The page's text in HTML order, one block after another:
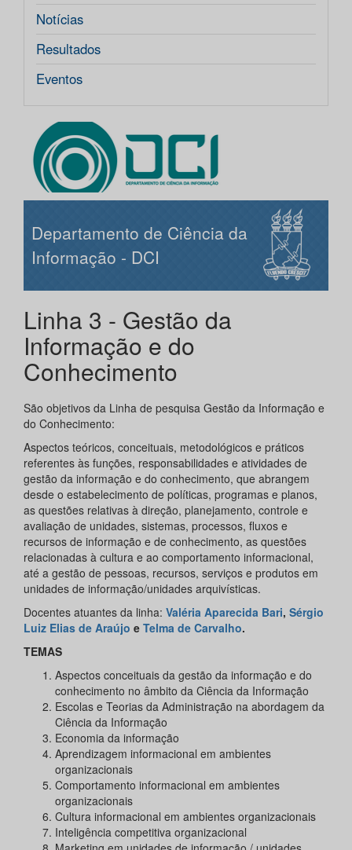
Notícias
Resultados
Eventos
Departamento de Ciência da
Informação - DCI
Linha 3 - Gestão da
Informação e do
Conhecimento
São objetivos da Linha de pesquisa Gestão da Informação e
do Conhecimento:
Aspectos teóricos, conceituais, metodológicos e práticos
referentes às funções, responsabilidades e atividades de
gestão da informação e do conhecimento, que abrangem
desde o estabelecimento de políticas, programas e planos,
as questões relativas à direção, planejamento, controle e
avaliação de unidades, sistemas, processos, fluxos e
recursos de informação e de conhecimento, as questões
relacionadas à cultura e ao comportamento informacional,
até a gestão de pessoas, recursos, serviços e produtos em
unidades de informação/unidades arquivísticas.
Docentes atuantes da linha: Valéria Aparecida Bari, Sérgio
Luiz Elias de Araújo e Telma de Carvalho.
TEMAS
Aspectos conceituais da gestão da informação e do
conhecimento no âmbito da Ciência da Informação
Escolas e Teorias da Administração na abordagem da
Ciência da Informação
Economia da informação
Aprendizagem informacional em ambientes
organizacionais
Comportamento informacional em ambientes
organizacionais
Cultura informacional em ambientes organizacionais
Inteligência competitiva organizacional